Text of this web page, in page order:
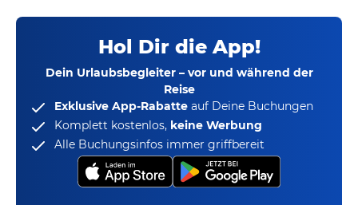
Hol Dir die App!
Dein Urlaubsbegleiter – vor und während der
Reise
Exklusive App-Rabatte auf Deine Buchungen
Komplett kostenlos, keine Werbung
Alle Buchungsinfos immer griffbereit